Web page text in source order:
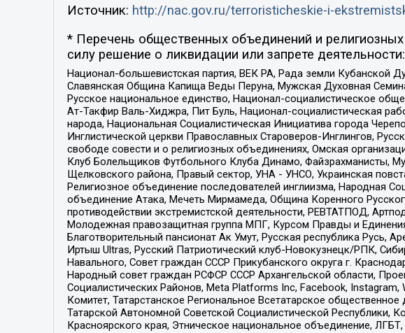
Источник: http://nac.gov.ru/terroristicheskie-i-
* Перечень общественных объединений и
силу решение о ликвидации или запрете деятельности:
Национал-большевистская партия, ВЕК РА, Рада земли Кубанской
Славянская Община Капища Веды Перуна, Мужская Духовная
Русское национальное единство, Национал-социалистическое
Ат-Такфир Валь-Хиджра, Пит Буль, Национал-социалистическая
народа, Национальная Социалистическая Инициатива города
Инглистической церкви Православных Староверов-Инглингов,
свободе совести и о религиозных объединениях, Омская
Клуб Болельщиков Футбольного Клуба Динамо, Файзрахманисты,
Щелковского района, Правый сектор, УНА - УНСО, Украинская
Религиозное объединение последователей инглиизма, Народная
объединение Атака, Мечеть Мирмамеда, Община Коренного
противодействии экстремистской деятельности, РЕВТАТПОД,
Молодежная правозащитная группа МПГ, Курсом Правды и
Благотворительный пансионат Ак Умут, Русская республика Русь,
Иртыш Ultras, Русский Патриотический клуб-Новокузнецк/РПК,
Навального, Совет граждан СССР Прикубанского округа г.
Народный совет граждан РСФСР СССР Архангельской области,
Социалистических Районов, Meta Platforms Inc, Facebook,
Комитет, Татарстанское Региональное Всетатарское
Татарской Автономной Советской Социалистической Республики,
Красноярского края, Этническое национальное объединение,